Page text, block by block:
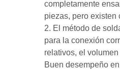
completamente
piezas, pero existen
2. El método de
para la conexión
relativos, el
Buen desempeño